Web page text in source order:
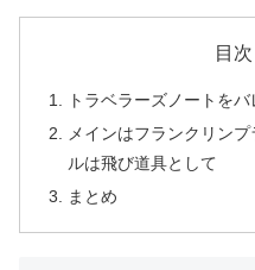
目次
トラベラーズノートを
メインはフランクリン
ルは飛び道具として
まとめ